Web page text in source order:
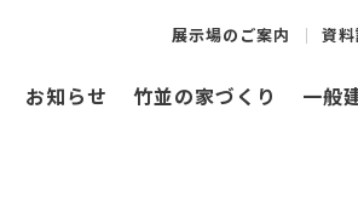
展示場のご案内 資
お知らせ 竹並の家づくり 一般